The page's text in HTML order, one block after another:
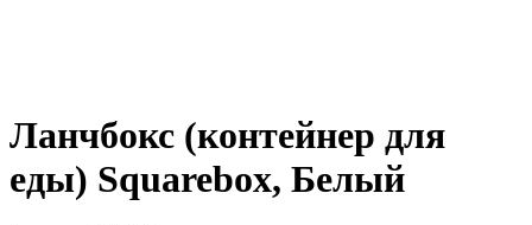
Ланчбокс (контейнер для
еды) Squarebox, Белый